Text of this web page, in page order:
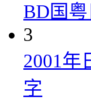
BD国
3
2001年
字